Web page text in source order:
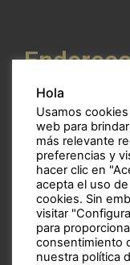
Calle Mossén
CP: 46017 –
Espanha
Telemóvel:656 94
Email:
Hola
Usamos
web para
más relevante
preferencias y
hacer clic en
acepta el uso de
cookies. Sin
visitar
para
consentimiento
nuestra política